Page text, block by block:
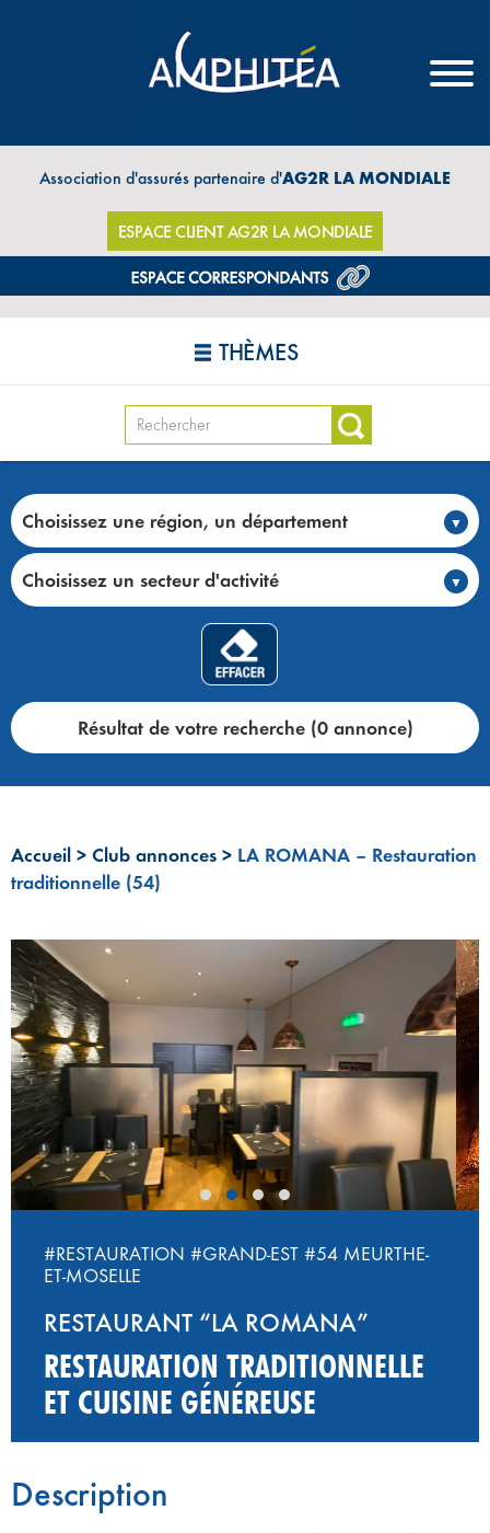
Association d'assurés partenaire d'AG2R LA MONDIALE
ESPACE CLIENT AG2R LA MONDIALE
THÈMES
Choisissez une région, un département
Choisissez un secteur d'activité
Résultat de votre recherche (0 annonce)
Accueil > Club annonces > LA ROMANA – Restauration
traditionnelle (54)
‹
#RESTAURATION #GRAND-EST #54 MEURTHE-
ET-MOSELLE
RESTAURANT “LA ROMANA”
RESTAURATION TRADITIONNELLE
ET CUISINE GÉNÉREUSE
Description